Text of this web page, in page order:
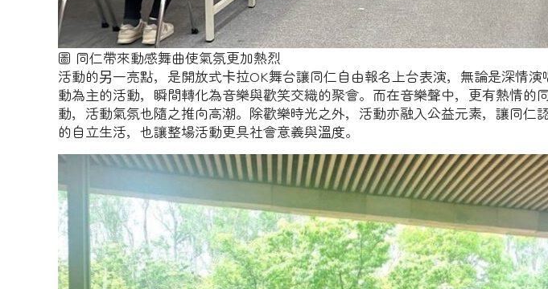
圖 同仁帶來動感舞曲使氣氛更加熱烈
活動的另一亮點，是開放式卡拉OK舞台讓同仁自由報名上台表演，無論是深情
動為主的活動，瞬間轉化為音樂與歡笑交織的聚會。而在音樂聲中，更有熱情
動，活動氣氛也隨之推向高潮。除歡樂時光之外，活動亦融入公益元素，讓同
的自立生活，也讓整場活動更具社會意義與溫度。